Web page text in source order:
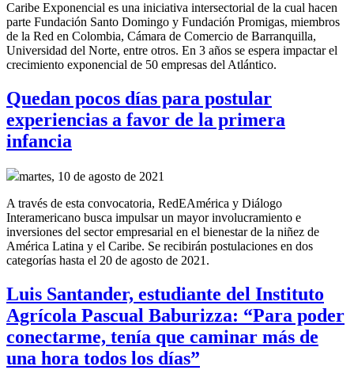
Caribe Exponencial es una iniciativa intersectorial de la cual hacen
parte Fundación Santo Domingo y Fundación Promigas, miembros
de la Red en Colombia, Cámara de Comercio de Barranquilla,
Universidad del Norte, entre otros. En 3 años se espera impactar el
crecimiento exponencial de 50 empresas del Atlántico.
Quedan pocos días para postular
experiencias a favor de la primera
infancia
martes, 10 de agosto de 2021
A través de esta convocatoria, RedEAmérica y Diálogo
Interamericano busca impulsar un mayor involucramiento e
inversiones del sector empresarial en el bienestar de la niñez de
América Latina y el Caribe. Se recibirán postulaciones en dos
categorías hasta el 20 de agosto de 2021.
Luis Santander, estudiante del Instituto
Agrícola Pascual Baburizza: “Para poder
conectarme, tenía que caminar más de
una hora todos los días”